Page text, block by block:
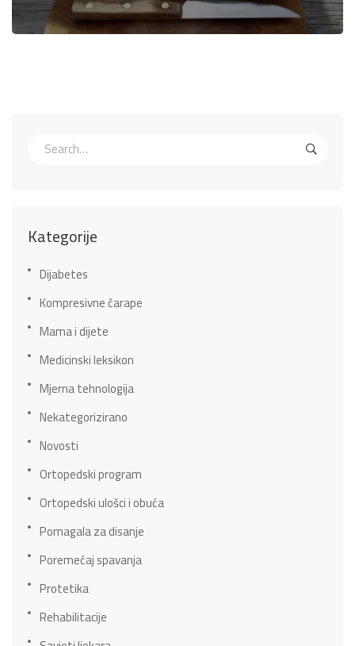
Kategorije
Dijabetes
Kompresivne čarape
Mama i dijete
Medicinski leksikon
Mjerna tehnologija
Nekategorizirano
Novosti
Ortopedski program
Ortopedski ulošci i obuća
Pomagala za disanje
Poremećaj spavanja
Protetika
Rehabilitacije